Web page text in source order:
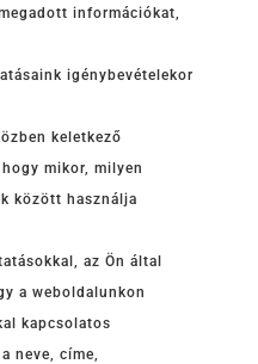
információkat,
igénybevételekor
keletkező
mikor, milyen
között használja
az Ön által
a weboldalunkon
kapcsolatos
neve, címe,